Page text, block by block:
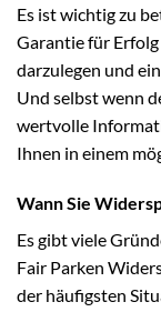
Es ist wichtig zu
Garantie für
darzulegen und
Und selbst wenn
wertvolle
Ihnen in einem
Wann Sie
Es gibt viele
Fair Parken
der häufigsten